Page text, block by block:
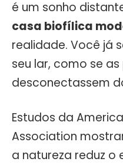
é um sonho
casa biofílica
realidade. Você já
seu lar, como se
desconectassem
Estudos da
Association
a natureza reduz o